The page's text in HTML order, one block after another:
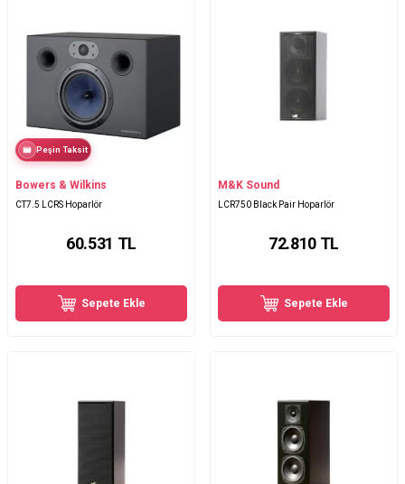
Peşin Taksit
Bowers & Wilkins
CT7.5 LCRS Hoparlör
60.531 TL
Sepete Ekle
M&K Sound
LCR750 Black Pair Hoparlör
72.810TL
Sepete Ekle